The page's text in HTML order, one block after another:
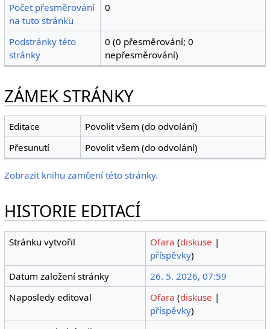
Počet přesměrování
na tuto stránku
0
Podstránky této
stránky
0 (0 přesměrování; 0
nepřesměrování)
ZÁMEK STRÁNKY
Editace
Povolit všem (do odvolání)
Přesunutí
Povolit všem (do odvolání)
Zobrazit knihu zamčení této stránky.
HISTORIE EDITACÍ
Stránku vytvořil Ofara (diskuse |
příspěvky)
Datum založení stránky
26. 5. 2026, 07:59
Naposledy editoval
Ofara (diskuse |
příspěvky)